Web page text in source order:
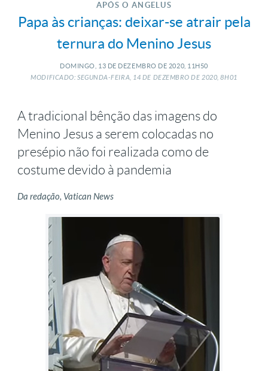
APÓS O ANGELUS
Papa às crianças: deixar-se atrair pela
ternura do Menino Jesus
DOMINGO, 13 DE DEZEMBRO DE 2020, 11H50
MODIFICADO: SEGUNDA-FEIRA, 14 DE DEZEMBRO DE2020, 8H01
A tradicional bênção das imagens do
Menino Jesus a serem colocadas no
presépio não foi realizada como de
costume devido à pandemia
Da redação, Vatican News